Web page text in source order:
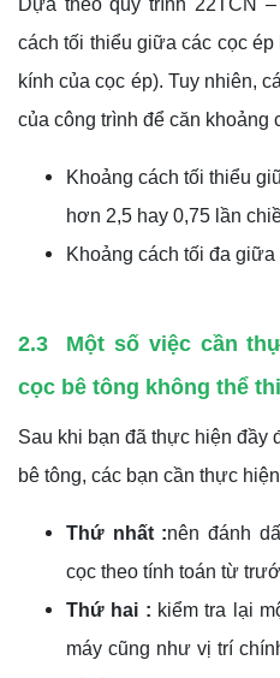
Dựa theo quy trình 22TCN
cách tối thiểu giữa các cọc
kính của cọc ép). Tuy nhiên,
của công trình để căn khoảng
Khoảng cách tối thiểu
hơn 2,5 hay 0,75 lần
Khoảng cách tối đa
2.3 Một số việc cần
cọc bê tông không thể
Sau khi bạn đã thực hiện đầy
bê tông, các bạn cần thực
Thứ nhất :nên đánh
cọc theo tính toán từ
Thứ hai : kiểm tra lại
máy cũng như vị trí